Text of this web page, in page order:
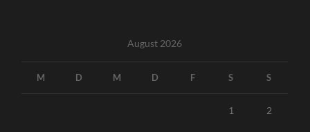
August 2026
M D M D F S S
1 2